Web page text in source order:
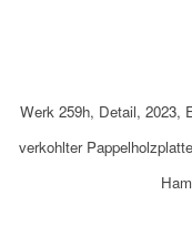
Werk 259h, Detail, 2023,
verkohlter